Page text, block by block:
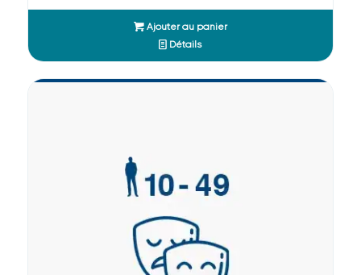
Ajouter au panier
Détails